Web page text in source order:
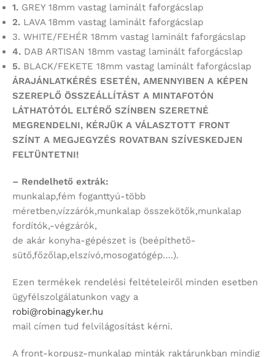
1. GREY 18mm vastag laminált faforgácslap
2. LAVA 18mm vastag laminált faforgácslap
3. WHITE/FEHÉR 18mm vastag laminált faforgácslap
4. DAB ARTISAN 18mm vastag laminált faforgácslap
5. BLACK/FEKETE 18mm vastag laminált faforgácslap
ÁRAJÁNLATKÉRÉS ESETÉN, AMENNYIBEN A KÉPEN
SZEREPLŐ ÖSSZEÁLLÍTÁST A MINTAFOTÓN
LÁTHATÓTÓL ELTÉRŐ SZÍNBEN SZERETNÉ
MEGRENDELNI, KÉRJÜK A VÁLASZTOTT FRONT
SZÍNT A MEGJEGYZÉS ROVATBAN SZÍVESKEDJEN
FELTÜNTETNI!
– Rendelhető extrák:
munkalap,fém foganttyú-több
méretben,vízzárók,munkalap összekötők,munkalap
fordítók,-végzárók,
de akár konyha-gépészet is (beépíthető-
sütő,főzőlap,elszívó,mosogatógép….).
Ezen termékek rendelési feltételeiről minden esetben
ügyfélszolgálatunkon vagy a
robi@robinagyker.hu
mail címen tud felvilágosítást kérni.
A front-korpusz-munkalap minták raktárunkban mindig